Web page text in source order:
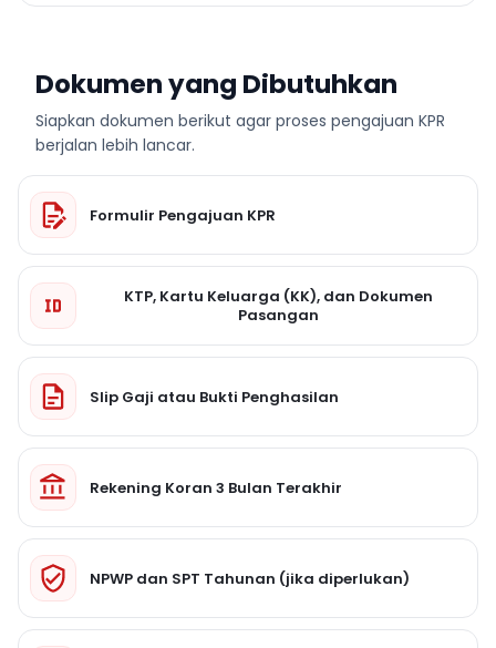
Dokumen yang Dibutuhkan
Siapkan dokumen berikut agar proses pengajuan KPR
berjalan lebih lancar.
Formulir Pengajuan KPR
KTP, Kartu Keluarga (KK), dan Dokumen
Pasangan
Slip Gaji atau Bukti Penghasilan
Rekening Koran 3 Bulan Terakhir
NPWP dan SPT Tahunan (jika diperlukan)